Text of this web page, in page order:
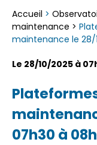
Accueil >
maintenance >
maintenance le 28/
Le 28/10/2025 à
07h30 à